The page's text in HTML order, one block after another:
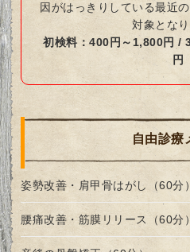
因がはっきりしている最近
対象となり
初検料：400円～1,800円 /
円
自由診療
姿勢改善・肩甲骨はがし（60分）
腰痛改善・筋膜リリース（60分）